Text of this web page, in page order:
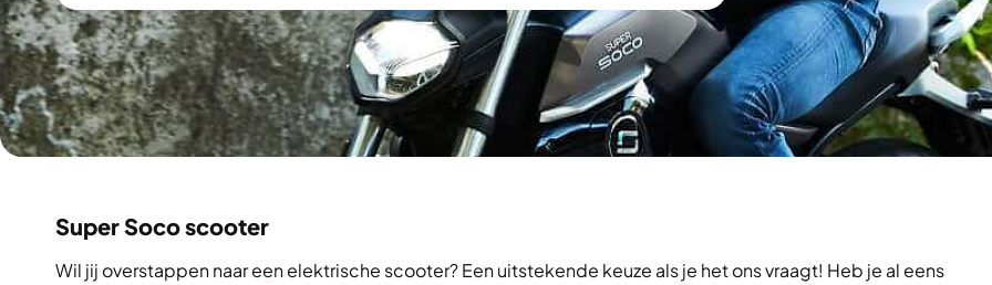
Super Soco scooter
Wil jij overstappen naar een elektrische scooter? Een uitstekende keuze als je het ons vraagt! Heb je al eens